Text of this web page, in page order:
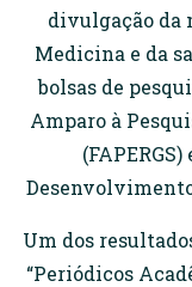
divulgação da
Medicina e da
bolsas de
Amparo à
Um dos
“Periódicos